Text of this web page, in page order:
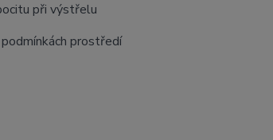
při výstřelu
prostředí